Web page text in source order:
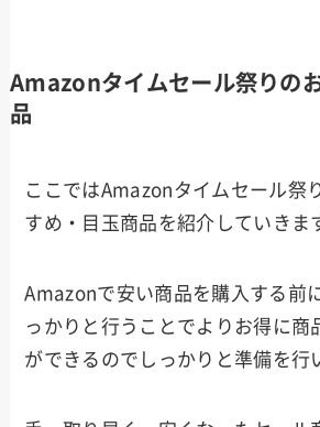
Amazonタイムセール祭りの
品
ここではAmazonタイムセール祭
すめ・目玉商品を紹介していきま
Amazonで安い商品を購入する前に
っかりと行うことでよりお得に商
ができるのでしっかりと準備を行